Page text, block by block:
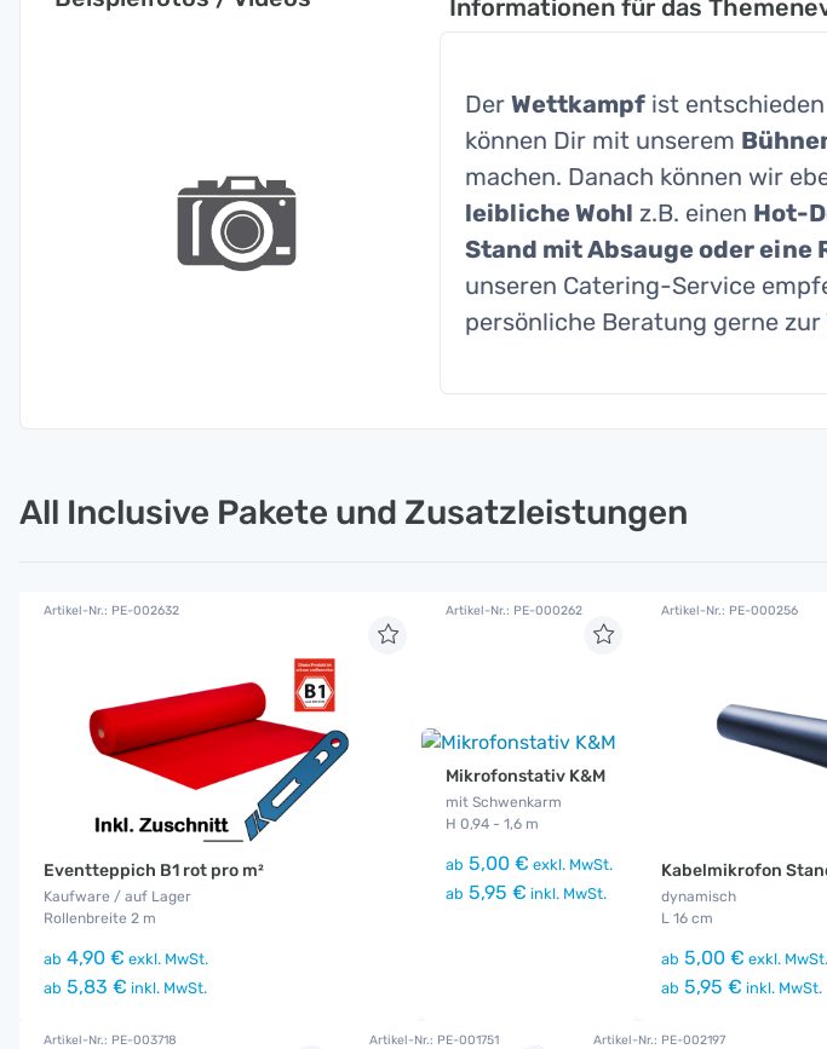
Informationen für das
Der Wettkampfist entschieden
können Dir mit unserem
machen. Danach können wir
leibliche Wohl z.B. einen Hot-
Stand mit Absauge oder eine
unseren Catering-Service
persönliche Beratung gerne
All Inclusive Pakete und Zusatzleistungen
Artikel-Nr.: PE-002632
Eventteppich B1 rot pro m²
Kaufware / auf Lager
Rollenbreite 2 m
ab 4,90 € exkl. MwSt.
ab 5,83 € inkl. MwSt.
Artikel-Nr.: PE-000262
Mikrofonstativ K&M
mit Schwenkarm
H 0,94 - 1,6 m
ab 5,00 € exkl. MwSt.
ab 5,95 € inkl. MwSt.
Artikel-Nr.: PE-000256
Kabelmikrofon
dynamisch
L 16 cm
ab 5,00 € exkl. MwSt.
ab 5,95 € inkl. MwSt.
Artikel-Nr.: PE-003718 Artikel-Nr.: PE-001751 Artikel-Nr.: PE-002197